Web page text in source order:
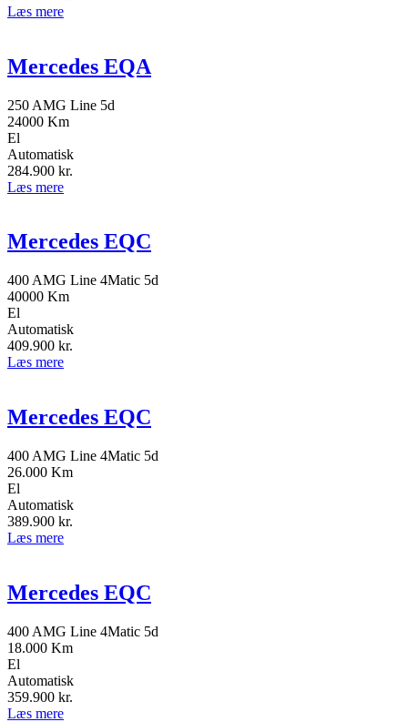
Læs mere
Mercedes EQA
250 AMG Line 5d
24000 Km
El
Automatisk
284.900 kr.
Læs mere
Mercedes EQC
400 AMG Line 4Matic 5d
40000 Km
El
Automatisk
409.900 kr.
Læs mere
Mercedes EQC
400 AMG Line 4Matic 5d
26.000 Km
El
Automatisk
389.900 kr.
Læs mere
Mercedes EQC
400 AMG Line 4Matic 5d
18.000 Km
El
Automatisk
359.900 kr.
Læs mere